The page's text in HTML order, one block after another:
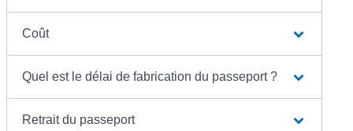
Coût
Quel est le délai de fabrication du passeport ?
Retrait du passeport